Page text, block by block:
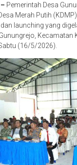
Pemerintah Desa
Merah Putih
launching yang
Kecamatan
(16/5/2026).